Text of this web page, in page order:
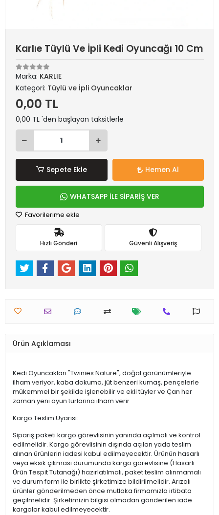
Karlıe Tüylü Ve İpli Kedi Oyuncağı 10 Cm
Marka: KARLIE
Kategori: Tüylü ve İpli Oyuncaklar
0,00 TL
0,00 TL 'den başlayan taksitlerle
Sepete Ekle Hemen Al
WHATSAPP İLE SİPARİŞ VER
Favorilerime ekle
Hızlı Gönderi Güvenli Alışveriş
Ürün Açıklaması
Kedi Oyuncakları "Twinies Nature", doğal görünümleriyle
ilham veriyor, kaba dokuma, jüt benzeri kumaş, pençelerle
mükemmel bir şekilde işlenebilir ve ekli tüyler ve Çan her
zaman yeni oyun turlarına ilham verir
Kargo Teslim Uyarısı:
Sipariş paketi kargo görevlisinin yanında açılmalı ve kontrol
edilmelidir. Kargo görevlisinin dışında açılan yada teslim
alınan ürünlerin iadesi kabul edilmeyecektir. Ürünün hasarlı
veya eksik çıkması durumunda kargo görevlisine (Hasarlı
Ürün Tespit Tutanağı) hazırlatılmalı, paket teslim alınmamalı
ve durum form ile birlikte şirketimize bildirilmelidir. Arızalı
ürünler gönderilmeden önce mutlaka firmamızla irtibata
geçilmelidir. Şirketimizin bilgisi olmadan gönderilen iade
kargolar kabul edilmeyecektir.